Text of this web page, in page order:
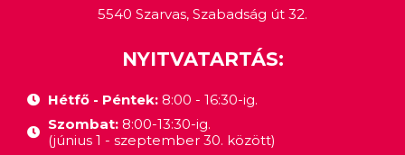
5540 Szarvas, Szabadság út 32.
NYITVATARTÁS:
Hétfő - Péntek:8:00 - 16:30-ig.
Szombat: 8:00-13:30-ig.
(június 1 - szeptember 30. között)